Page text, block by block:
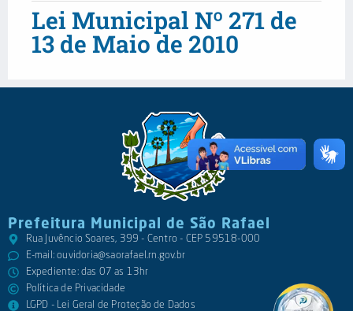
Lei Municipal Nº 271 de
13 de Maio de 2010
Prefeitura Municipal de São Rafael
Rua Juvêncio Soares, 399 - Centro - CEP 59518-000
E-mail:ouvidoria@saorafael.rn.gov.br
Expediente: das 07 as 13hr
Política de Privacidade
LGPD - Lei Geral de Proteção de Dados